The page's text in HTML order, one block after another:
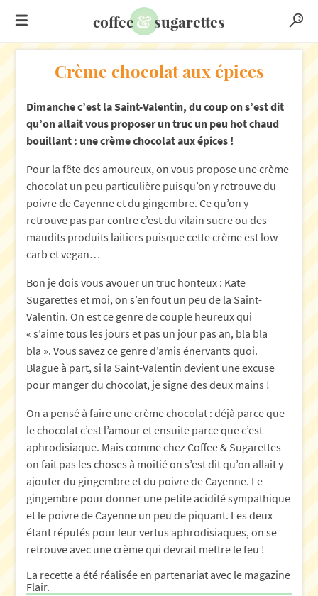
coffee&sugarettes
Crème chocolat aux épices
Dimanche c’est la Saint-Valentin, du coup on s’est dit
qu’on allait vous proposer un truc un peu hot chaud
bouillant : une crème chocolat aux épices !
Pour la fête des amoureux, on vous propose une crème
chocolat un peu particulière puisqu’on y retrouve du
poivre de Cayenne et du gingembre. Ce qu’on y
retrouve pas par contre c’est du vilain sucre ou des
maudits produits laitiers puisque cette crème est low
carb et vegan…
Bon je dois vous avouer un truc honteux : Kate
Sugarettes et moi, on s’en fout un peu de la Saint-
Valentin. On est ce genre de couple heureux qui
« s’aime tous les jours et pas un jour pas an, bla bla
bla ». Vous savez ce genre d’amis énervants quoi.
Blague à part, si la Saint-Valentin devient une excuse
pour manger du chocolat, je signe des deux mains !
On a pensé à faire une crème chocolat : déjà parce que
le chocolat c’est l’amour et ensuite parce que c’est
aphrodisiaque. Mais comme chez Coffee & Sugarettes
on fait pas les choses à moitié on s’est dit qu’on allait y
ajouter du gingembre et du poivre de Cayenne. Le
gingembre pour donner une petite acidité sympathique
et le poivre de Cayenne un peu de piquant. Les deux
étant réputés pour leur vertus aphrodisiaques, on se
retrouve avec une crème qui devrait mettre le feu !
La recette a été réalisée en partenariat avec le magazine
Flair.